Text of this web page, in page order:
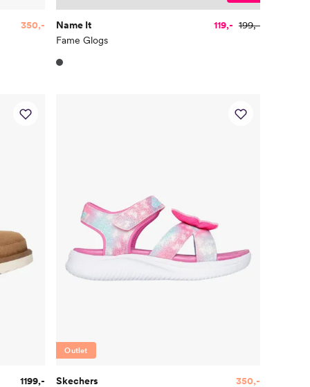
350,-
Name It
Fame Glogs
119,- 199,-
1199,-
Outlet
Skechers
350,-